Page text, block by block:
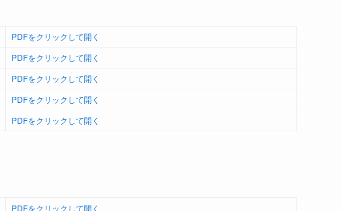
PDFをクリックして開く
PDFをクリックして開く
PDFをクリックして開く
PDFをクリックして開く
PDFをクリックして開く
PDFをクリックして開く